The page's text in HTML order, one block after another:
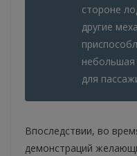
стороне
другие
небольшая
для
Впоследствии, во
демонстраций